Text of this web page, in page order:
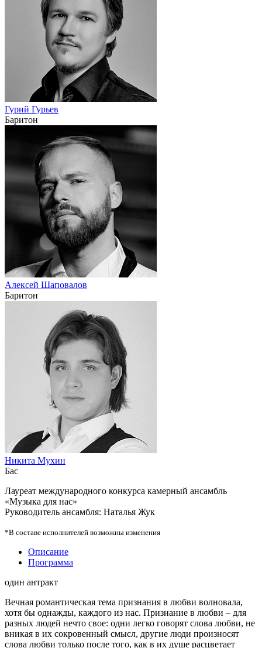
Гурий Гурьев
Баритон
Алексей Шаповалов
Баритон
Никита Мухин
Бас
Лауреат международного конкурса камерный ансамбль
«Музыка для нас»
Руководитель ансамбля: Наталья Жук
*В составе исполнителей возможны изменения
Описание
Программа
один антракт
Вечная романтическая тема признания в любви волновала,
хотя бы однажды, каждого из нас. Признание в любви – для
разных людей нечто свое: одни легко говорят слова любви, не
вникая в их сокровенный смысл, другие люди произносят
слова любви только после того, как в их душе расцветает